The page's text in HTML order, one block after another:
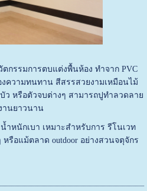
กรรมการตบแต่งพื้นห้อง ทำจาก PVC
งความทนทาน สีสรรสวยงามเหมือนไม้
ว หรือตัวจบต่างๆ สามารถปูทำลวดลาย
านยาวนาน
หนักเบา เหมาะสำหรับการ รีโนเวท
รือแม้ตลาด outdoor อย่างสวนจตุจักร